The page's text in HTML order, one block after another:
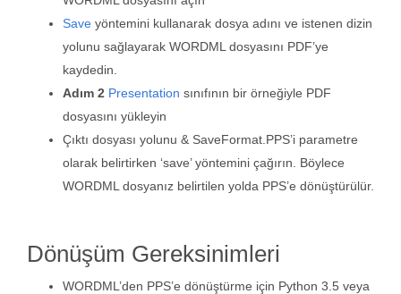
Save yöntemini kullanarak dosya adını ve istenen dizin
yolunu sağlayarak WORDML dosyasını PDF’ye
kaydedin.
Adım 2 Presentation sınıfının bir örneğiyle PDF
dosyasını yükleyin
Çıktı dosyası yolunu & SaveFormat.PPS’i parametre
olarak belirtirken ‘save’ yöntemini çağırın. Böylece
WORDML dosyanız belirtilen yolda PPS’e dönüştürülür.
Dönüşüm Gereksinimleri
WORDML’den PPS’e dönüştürme için Python 3.5 veya